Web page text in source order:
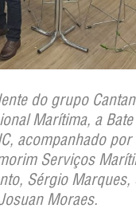
do grupo
Marítima, a
acompanhado por
Serviços
Sérgio Marques,
Moraes.